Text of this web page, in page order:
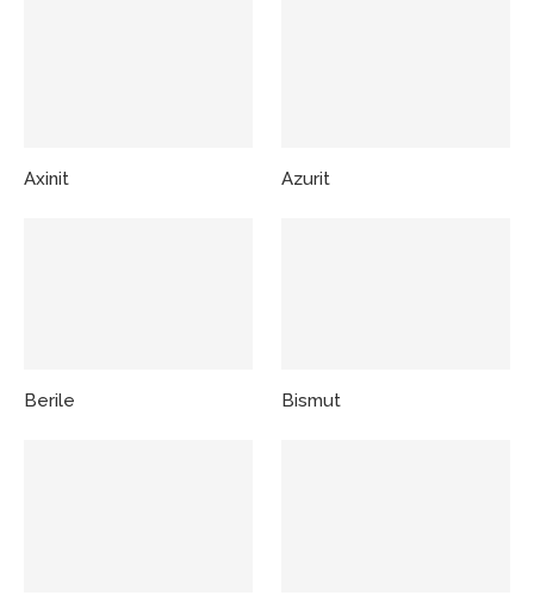
Axinit Azurit
Berile Bismut